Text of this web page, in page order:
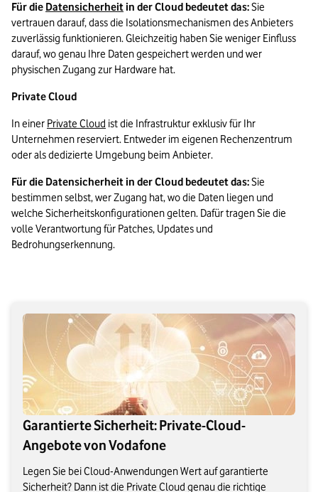
Für die Datensicherheit in der Cloud bedeutet das: Sie
vertrauen darauf, dass die Isolationsmechanismen des Anbieters
zuverlässig funktionieren. Gleichzeitig haben Sie weniger Einfluss
darauf, wo genau Ihre Daten gespeichert werden und wer
physischen Zugang zur Hardware hat.
Private Cloud
In einer Private Cloud ist die Infrastruktur exklusiv für Ihr
Unternehmen reserviert. Entweder im eigenen Rechenzentrum
oder als dedizierte Umgebung beim Anbieter.
Für die Datensicherheit in der Cloud bedeutet das: Sie
bestimmen selbst, wer Zugang hat, wo die Daten liegen und
welche Sicherheitskonfigurationen gelten. Dafür tragen Sie die
volle Verantwortung für Patches, Updates und
Bedrohungserkennung.
Garantierte Sicherheit: Private-Cloud-
Angebote von Vodafone
Legen Sie bei Cloud-Anwendungen Wert auf garantierte
Sicherheit? Dann ist die Private Cloud genau die richtige